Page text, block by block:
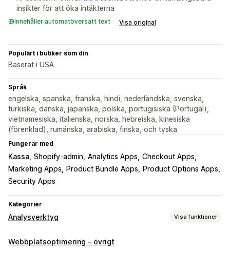
insikter för att öka intäkterna
Innehåller automatöversatt text Visa original
Populärt i butiker som din
Baserat i USA
Språk
engelska, spanska, franska, hindi, nederländska, svenska,
turkiska, danska, japanska, polska, portugisiska (Portugal),
vietnamesiska, italienska, norska, hebreiska, kinesiska
(förenklad), rumänska, arabiska, finska, och tyska
Fungerar med
Kassa Shopify-admin Analytics Apps Checkout Apps
Marketing Apps
Product Bundle Apps
Product Options Apps
Security Apps
Kategorier
Analysverktyg Visa funktioner
Kundbeteende
Webbplatsoptimering – övrigt